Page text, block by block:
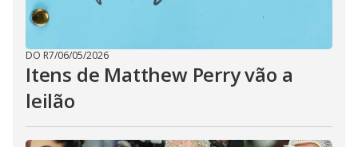
DO R7/06/05/2026
Itens de Matthew Perry vão a
leilão